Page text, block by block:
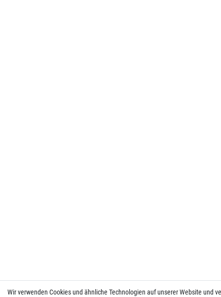
Wir verwenden Cookies und ähnliche Technologien auf unserer Website und